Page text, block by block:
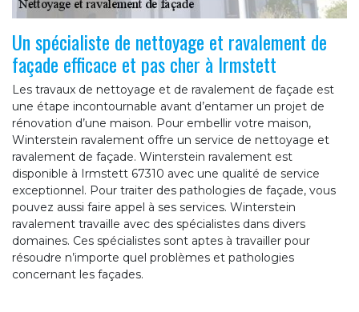
Un spécialiste de nettoyage et ravalement de
façade efficace et pas cher à Irmstett
Les travaux de nettoyage et de ravalement de façade est
une étape incontournable avant d’entamer un projet de
rénovation d’une maison. Pour embellir votre maison,
Winterstein ravalement offre un service de nettoyage et
ravalement de façade. Winterstein ravalement est
disponible à Irmstett 67310 avec une qualité de service
exceptionnel. Pour traiter des pathologies de façade, vous
pouvez aussi faire appel à ses services. Winterstein
ravalement travaille avec des spécialistes dans divers
domaines. Ces spécialistes sont aptes à travailler pour
résoudre n’importe quel problèmes et pathologies
concernant les façades.